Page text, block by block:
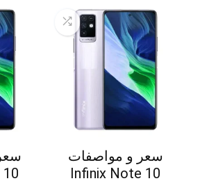
سعر و مواصفات
Infinix Note 10